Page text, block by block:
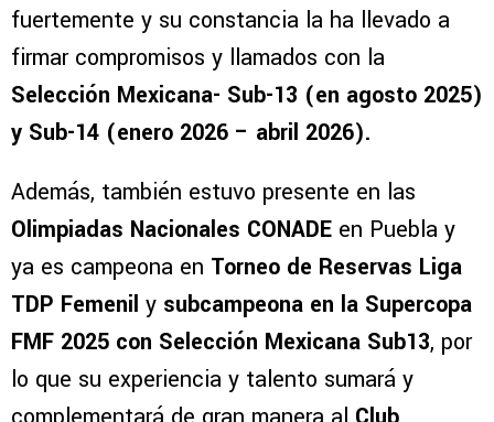
fuertemente y su constancia la ha llevado a
firmar compromisos y llamados con la
Selección Mexicana- Sub-13 (en agosto 2025)
y Sub-14 (enero 2026 – abril 2026).
Además, también estuvo presente en las
Olimpiadas Nacionales CONADE en Puebla y
ya es campeona en Torneo de Reservas Liga
TDP Femenil y subcampeona en la Supercopa
FMF 2025 con Selección Mexicana Sub13, por
lo que su experiencia y talento sumará y